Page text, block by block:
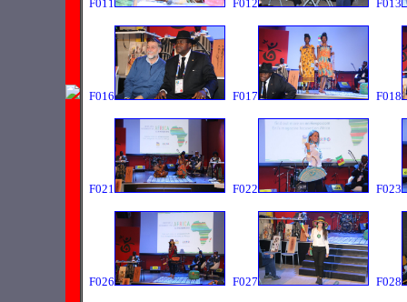
F011 F012 F013
F016 F017 F018
F021 F022 F023
F026 F027 F028